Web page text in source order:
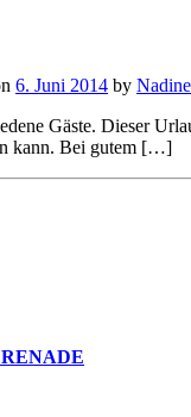
6. Juni 2014 by Nadine
Gäste. Dieser
kann. Bei gutem […]